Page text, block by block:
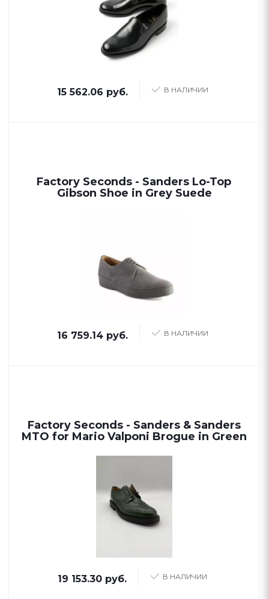
В НАЛИЧИИ
15 562.06 руб.
Factory Seconds - Sanders Lo-Top
Gibson Shoe in Grey Suede
В НАЛИЧИИ
16 759.14 руб.
Factory Seconds - Sanders & Sanders
MTO for Mario Valponi Brogue in Green
В НАЛИЧИИ
19 153.30 руб.